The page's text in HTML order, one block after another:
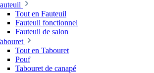
Tout en Fauteuil
Fauteuil fonctionnel
Fauteuil de salon
Tout en Tabouret
Pouf
Tabouret de canapé